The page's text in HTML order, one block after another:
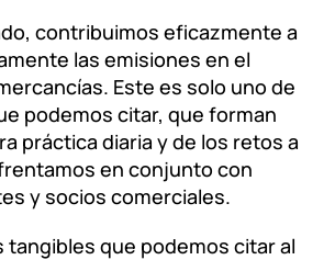
contribuimos eficazmente a
las emisiones en el
Este es solo uno de
podemos citar, que forman
práctica diaria y de los retos a
en conjunto con
y socios comerciales.
tangibles que podemos citar al